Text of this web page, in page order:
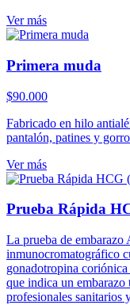
Ver más
Primera muda
$90.000
Fabricado en hilo
pantalón, patines y
Ver más
Prueba Rápida
La prueba de embarazo
inmunocromatográfico
gonadotropina
que indica un embarazo
profesionales sanitarios